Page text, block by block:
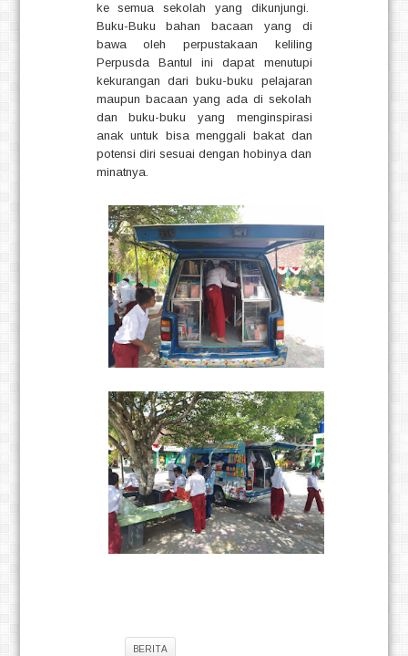
ke semua sekolah yang dikunjungi.
Buku-Buku bahan bacaan yang di
bawa oleh perpustakaan keliling
Perpusda Bantul ini dapat menutupi
kekurangan dari buku-buku pelajaran
maupun bacaan yang ada di sekolah
dan buku-buku yang menginspirasi
anak untuk bisa menggali bakat dan
potensi diri sesuai dengan hobinya dan
minatnya.
BERITA